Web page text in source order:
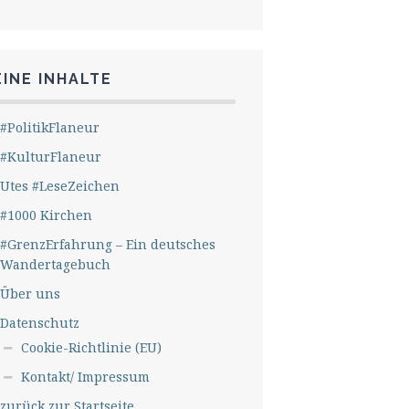
INHALTE
#PolitikFlaneur
#KulturFlaneur
Utes #LeseZeichen
#1000 Kirchen
#GrenzErfahrung – Ein deutsches
Wandertagebuch
Über uns
Datenschutz
Cookie-Richtlinie (EU)
Kontakt/ Impressum